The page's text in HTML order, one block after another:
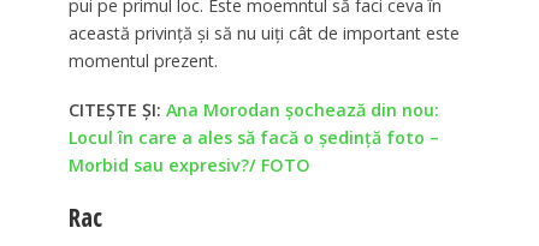
pui pe primul loc. Este moemntul să faci ceva în
această privință și să nu uiți cât de important este
momentul prezent.
CITEȘTE ȘI: Ana Morodan șochează din nou:
Locul în care a ales să facă o ședință foto –
Morbid sau expresiv?/ FOTO
Rac